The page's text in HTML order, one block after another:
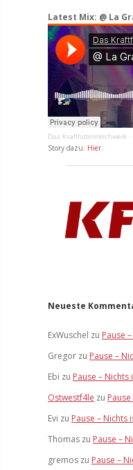
Latest Mix: @ La
Das Kraftfuttermischwerk ·
Story dazu: Hier.
Neueste
ExWuschel zu Pause
Gregor zu Pause –
Ebi zu Pause –
Ostwestf4le zu
Evi zu Pause – Nichts
Thomas zu Pause –
gremos zu Pause –